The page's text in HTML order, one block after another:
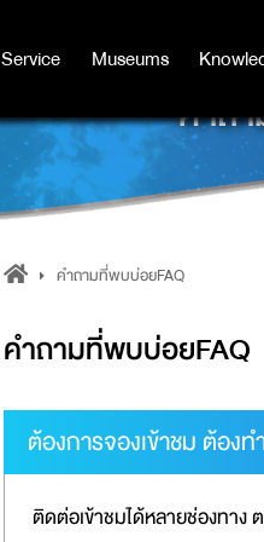
Service Museums
Service Museums
คำถ
คำถามที่พบบ่อยFAQ
คำถามที่พบบ่อยFAQ
ต้องการจองเข้าชม ต้องท
ติดต่อเข้าชมได้หลายช่องทาง